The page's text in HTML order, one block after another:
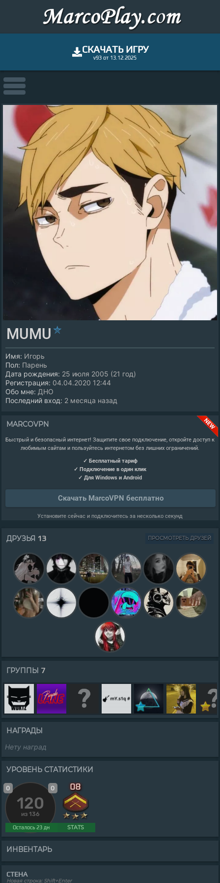
СКАЧАТЬ ИГРУ
v93 от 13.12.2025
MUMU
Имя: Игорь
Пол: Парень
Дата рождения: 25 июля 2005 (21 год)
Регистрация: 04.04.2020 12:44
Обо мне: ДНО
Последний вход: 2 месяца назад
MARCOVPN
Быстрый и безопасный интернет! Защитите свое подключение, откройте доступ к
любимым сайтам и пользуйтесь интернетом без лишних ограничений.
✓ Бесплатный тариф
✓ Подключение в один клик
✓ Для Windows и Android
Скачать MarcoVPN бесплатно
Установите сейчас и подключитесь за несколько секунд
ДРУЗЬЯ 13 ПРОСМОТРЕТЬ ДРУЗЕЙ
ГРУППЫ 7
НАГРАДЫ
Нету наград
УРОВЕНЬ СТАТИСТИКИ
120
из 136
Осталось 23 дн
0 0
STATS
ИНВЕНТАРЬ
СТЕНА
Новая строка: Shift+Enter